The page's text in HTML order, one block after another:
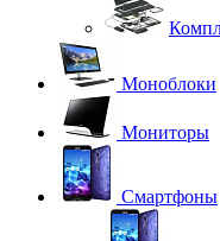
Моноблоки
Мониторы
Смартфоны